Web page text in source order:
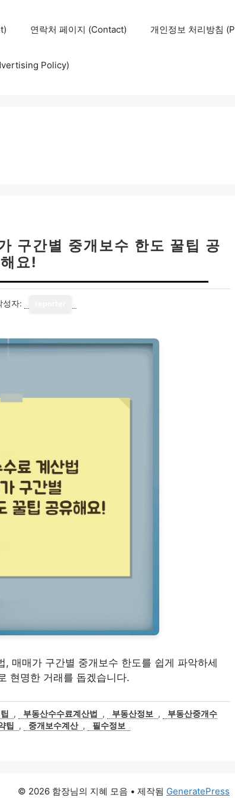
연락처 페이지 (Contact) 개인정보 처리방침
Policy)
구간별 중개보수 한도 꿀팁 공
요!
성자:
매매가 구간별 중개보수 한도를 쉽게 파악하세
현명한 거래를 돕겠습니다.
, 부동산수수료계산법 , 부동산정보 ,
부동산중개수
팁 , 중개보수계산 , 필수정보
© 2026 함장님의 지혜 모음 • 제작됨 GeneratePress